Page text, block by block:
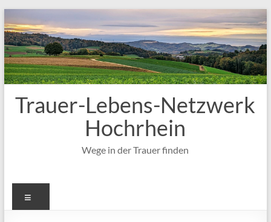
Inhalt
springen
Trauer-Lebens-Netzwerk
Hochrhein
Wege in der Trauer finden